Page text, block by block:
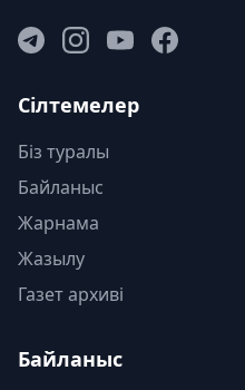
Сілтемелер
Біз туралы
Байланыс
Жарнама
Жазылу
Газет архиві
Байланыс